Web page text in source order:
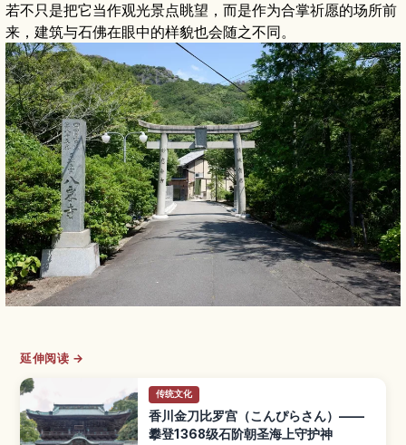
若不只是把它当作观光景点眺望，而是作为合掌祈愿的场所前
来，建筑与石佛在眼中的样貌也会随之不同。
延伸阅读 →
传统文化
香川金刀比罗宫（こんぴらさん）——
攀登1368级石阶朝圣海上守护神